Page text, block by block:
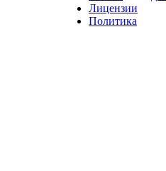
Лицензии
Политика